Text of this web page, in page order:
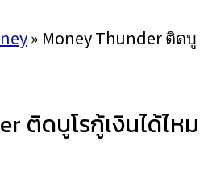
» Money Thunder ติดบู
ติดบูโรกู้เงินได้ไหม